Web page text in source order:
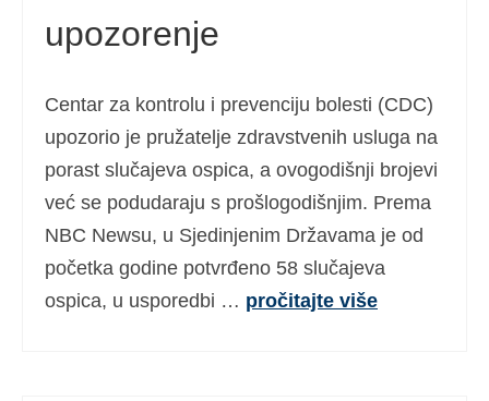
upozorenje
Centar za kontrolu i prevenciju bolesti (CDC)
upozorio je pružatelje zdravstvenih usluga na
porast slučajeva ospica, a ovogodišnji brojevi
već se podudaraju s prošlogodišnjim. Prema
NBC Newsu, u Sjedinjenim Državama je od
početka godine potvrđeno 58 slučajeva
ospica, u usporedbi … pročitajte više